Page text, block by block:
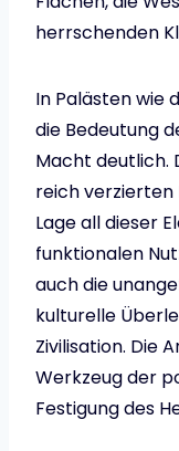
herrschenden
In Palästen wie
die Bedeutung
Macht deutlich.
reich verzierten
Lage all dieser
funktionalen
auch die
kulturelle
Zivilisation. Die
Werkzeug der
Festigung des